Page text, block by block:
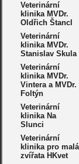
Veterinární
klinika MVDr.
Oldřich Štancl
Veterinární
klinika MVDr.
Stanislav Skula
Veterinární
klinika MVDr.
Vintera a MVDr.
Foltýn
Veterinární
klinika Na
Slunci
Veterinární
klinika pro malá
zvířata HKvet